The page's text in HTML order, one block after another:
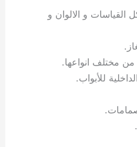
القياسات و الالوان و
من مختلف انواعها.
للأبواب.